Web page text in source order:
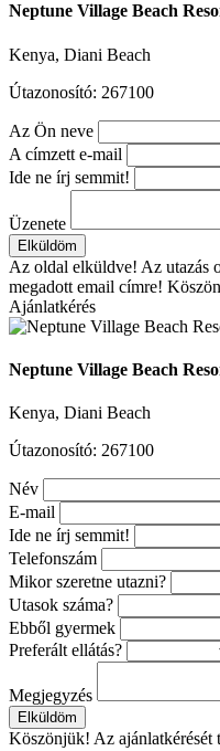
Neptune Village Beach
Kenya, Diani Beach
Útazonosító: 267100
Az Ön neve
A címzett e-mail
Ide ne írj semmit!
Üzenete
Elküldöm
Az oldal elküldve! Az utazás
megadott email címre!
Ajánlatkérés
Neptune Village Beach
Kenya, Diani Beach
Útazonosító: 267100
Név
E-mail
Ide ne írj semmit!
Telefonszám
Mikor szeretne utazni?
Utasok száma?
Ebből gyermek
Preferált ellátás?
Megjegyzés
Elküldöm
Köszönjük! Az ajánlatkérését